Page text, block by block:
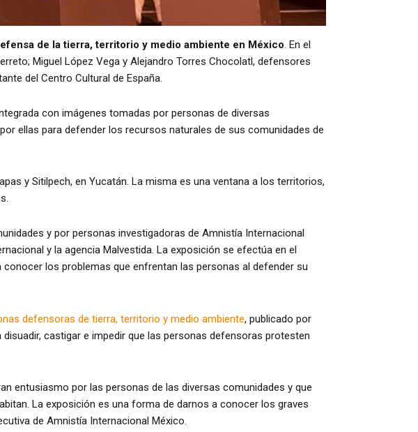
de la tierra, territorio y medio ambiente en México. En el
Miguel López Vega y Alejandro Torres Chocolatl, defensores
del Centro Cultural de España.
con imágenes tomadas por personas de diversas
ellas para defender los recursos naturales de sus comunidades de
y Sitilpech, en Yucatán. La misma es una ventana a los territorios,
y por personas investigadoras de Amnistía Internacional
y la agencia Malvestida. La exposición se efectúa en el
los problemas que enfrentan las personas al defender su
defensoras de tierra, territorio y medio ambiente, publicado por
castigar e impedir que las personas defensoras protesten
entusiasmo por las personas de las diversas comunidades y que
La exposición es una forma de darnos a conocer los graves
de Amnistía Internacional México.